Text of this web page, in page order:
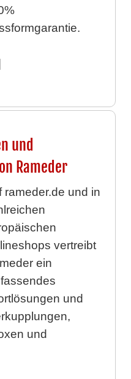
und
Rameder
rameder.de und in
vertreibt
ein
und
und